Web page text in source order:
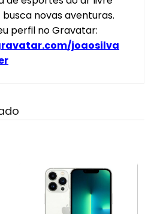
novas aventuras.
perfil no Gravatar:
joaosilva